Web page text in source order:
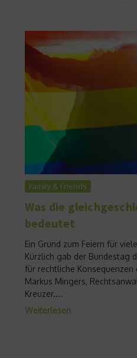
Family & Friends
Was die
bedeutet
Ein Grund zum Feiern für
Kürzlich gab der Bundestag
für rechtliche
Markus Mingers,
Kreuzer....
Weiterlesen